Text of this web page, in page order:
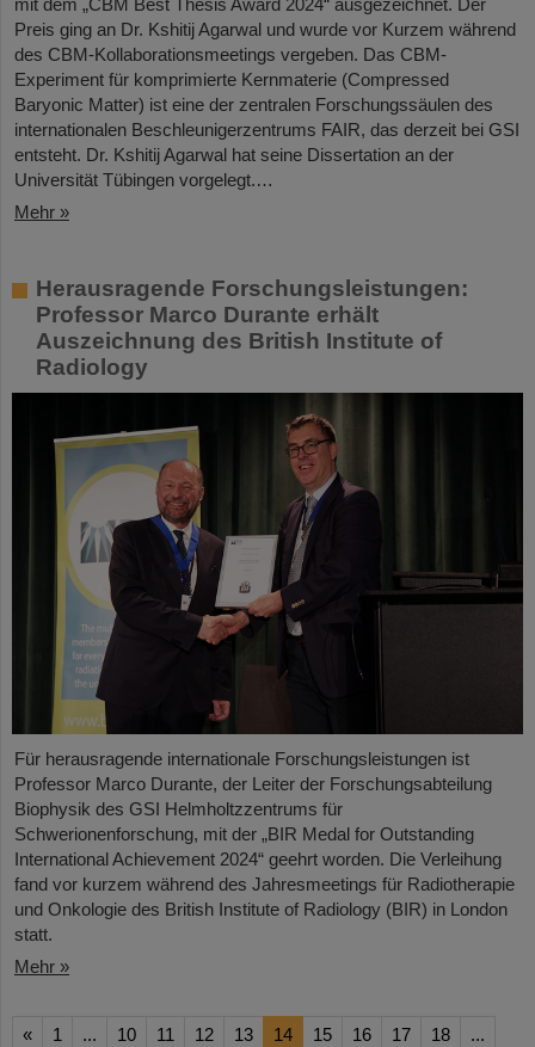
mit dem „CBM Best Thesis Award 2024“ ausgezeichnet. Der
Preis ging an Dr. Kshitij Agarwal und wurde vor Kurzem während
des CBM-Kollaborationsmeetings vergeben. Das CBM-
Experiment für komprimierte Kernmaterie (Compressed
Baryonic Matter) ist eine der zentralen Forschungssäulen des
internationalen Beschleunigerzentrums FAIR, das derzeit bei GSI
entsteht. Dr. Kshitij Agarwal hat seine Dissertation an der
Universität Tübingen vorgelegt.…
Mehr »
Herausragende Forschungsleistungen:
Professor Marco Durante erhält
Auszeichnung des British Institute of
Radiology
Für herausragende internationale Forschungsleistungen ist
Professor Marco Durante, der Leiter der Forschungsabteilung
Biophysik des GSI Helmholtzzentrums für
Schwerionenforschung, mit der „BIR Medal for Outstanding
International Achievement 2024“ geehrt worden. Die Verleihung
fand vor kurzem während des Jahresmeetings für Radiotherapie
und Onkologie des British Institute of Radiology (BIR) in London
statt.
Mehr »
« 1 ... 10 11 12 13 14 15 16 17 18
...